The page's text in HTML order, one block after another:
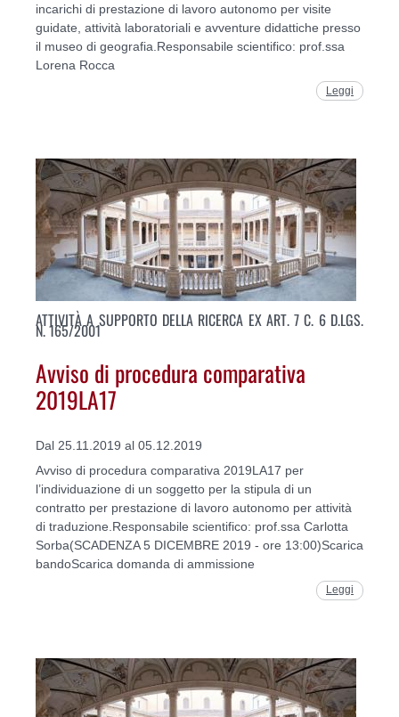
incarichi di prestazione di lavoro autonomo per visite
guidate, attività laboratoriali e avventure didattiche presso
il museo di geografia.Responsabile scientifico: prof.ssa
Lorena Rocca
Leggi
ATTIVITÀ A SUPPORTO DELLA RICERCA EX ART. 7 C. 6 D.LGS.
N. 165/2001
Avviso di procedura comparativa
2019LA17
Dal 25.11.2019 al 05.12.2019
Avviso di procedura comparativa 2019LA17 per
l’individuazione di un soggetto per la stipula di un
contratto per prestazione di lavoro autonomo per attività
di traduzione.Responsabile scientifico: prof.ssa Carlotta
Sorba(SCADENZA 5 DICEMBRE 2019 - ore 13:00)Scarica
bandoScarica domanda di ammissione
Leggi